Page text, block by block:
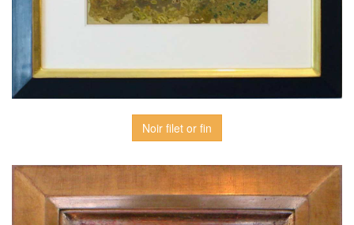
Noir filet or fin